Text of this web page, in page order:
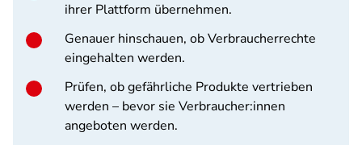
ihrer Plattform übernehmen.
Genauer hinschauen, ob Verbraucherrechte
eingehalten werden.
Prüfen, ob gefährliche Produkte vertrieben
werden – bevor sie Verbraucher:innen
angeboten werden.